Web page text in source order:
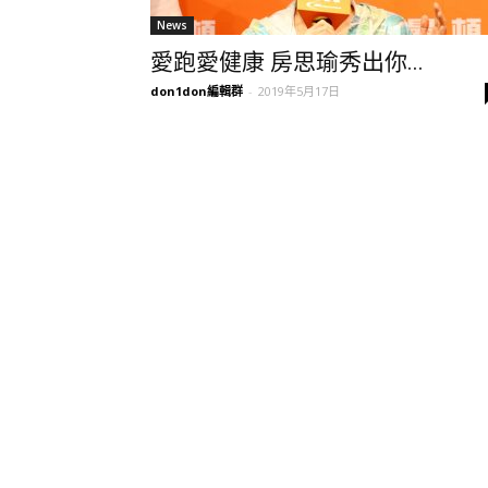
News
愛跑愛健康 房思瑜秀出你...
don1don編輯群 - 2019年5月17日